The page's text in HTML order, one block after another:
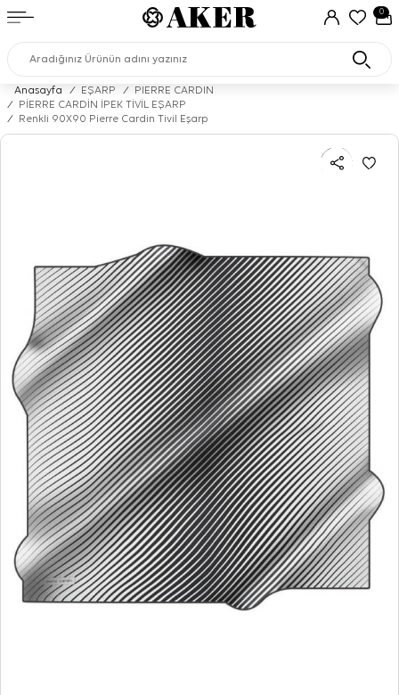
0
Anasayfa / EŞARP /
PIERRE CARDIN
/
PİERRE CARDİN İPEK TİVİL EŞARP
/
Renkli 90X90 Pierre Cardin Tivil Eşarp